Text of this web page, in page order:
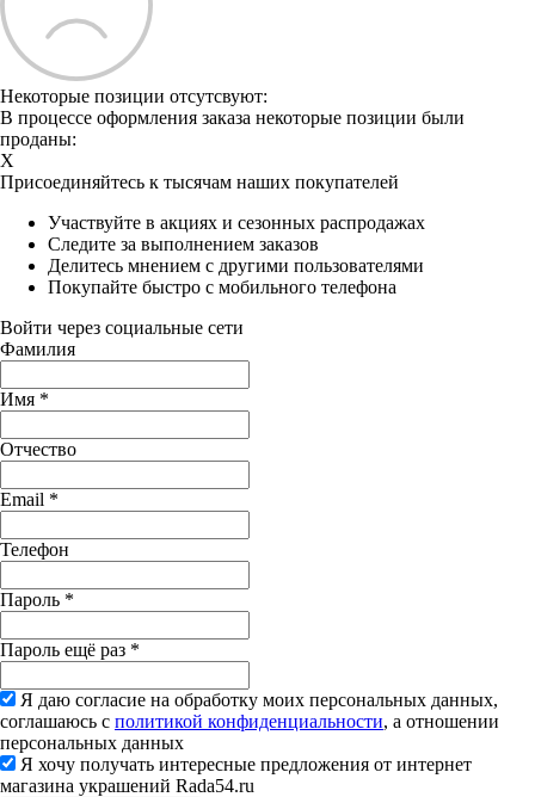
Некоторые позиции отсутсвуют:
В процессе оформления заказа некоторые позиции были
проданы:
X
Присоединяйтесь к тысячам наших покупателей
Участвуйте в акциях и сезонных распродажах
Следите за выполнением заказов
Делитесь мнением с другими пользователями
Покупайте быстро с мобильного телефона
Войти через социальные сети
Фамилия
Имя *
Отчество
Email *
Телефон
Пароль *
Пароль ещё раз *
Я даю согласие на обработку моих персональных данных,
соглашаюсь с политикой конфиденциальности, а отношении
персональных данных
Я хочу получать интересные предложения от интернет
магазина украшений Rada54.ru